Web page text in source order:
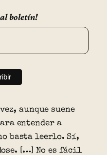
al boletín!
aunque suene
entender a
basta leerlo. Sí,
[…] No es fácil